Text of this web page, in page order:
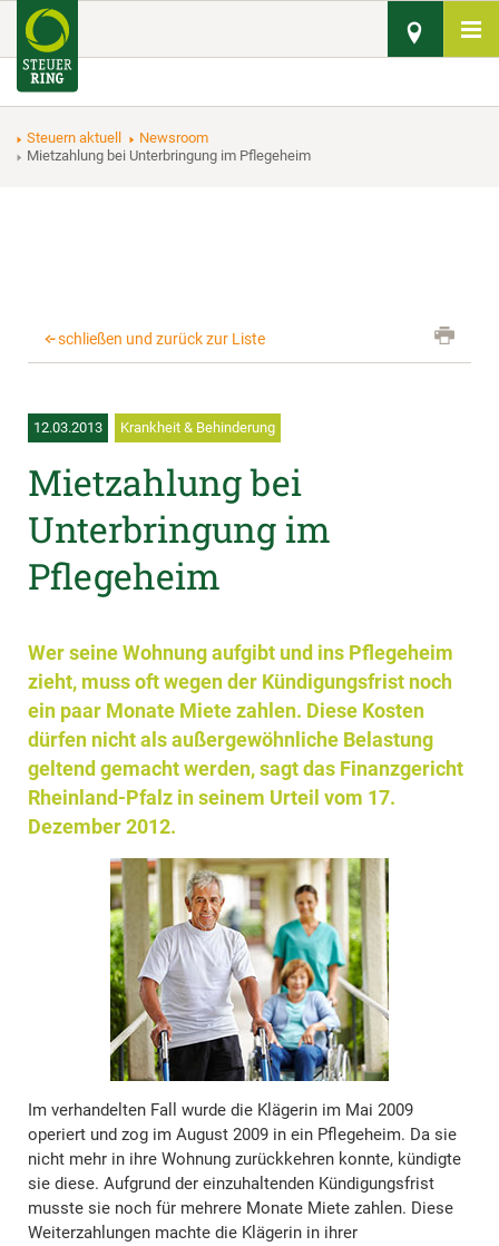
Steuern aktuell
Newsroom
Mietzahlung bei Unterbringung im Pflegeheim
schließen und zurück zur Liste
12.03.2013 Krankheit & Behinderung
Mietzahlung bei
Unterbringung im
Pflegeheim
Wer seine Wohnung aufgibt und ins Pflegeheim
zieht, muss oft wegen der Kündigungsfrist noch
ein paar Monate Miete zahlen. Diese Kosten
dürfen nicht als außergewöhnliche Belastung
geltend gemacht werden, sagt das Finanzgericht
Rheinland-Pfalz in seinem Urteil vom 17.
Dezember 2012.
Im verhandelten Fall wurde die Klägerin im Mai 2009
operiert und zog im August 2009 in ein Pflegeheim. Da sie
nicht mehr in ihre Wohnung zurückkehren konnte, kündigte
sie diese. Aufgrund der einzuhaltenden Kündigungsfrist
musste sie noch für mehrere Monate Miete zahlen. Diese
Weiterzahlungen machte die Klägerin in ihrer